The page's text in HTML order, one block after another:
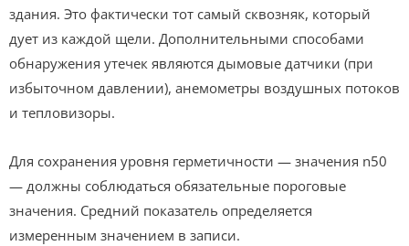
здания. Это фактически тот самый сквозняк, который
дует из каждой щели. Дополнительными способами
обнаружения утечек являются дымовые датчики (при
избыточном давлении), анемометры воздушных потоков
и тепловизоры.
Для сохранения уровня герметичности — значения n50
— должны соблюдаться обязательные пороговые
значения. Средний показатель определяется
измеренным значением в записи.